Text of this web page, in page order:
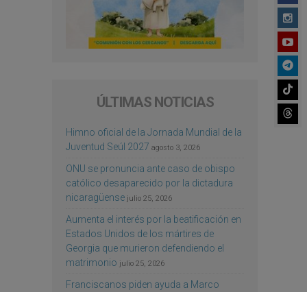
ÚLTIMAS NOTICIAS
Himno oficial de la Jornada Mundial de la
Juventud Seúl 2027 agosto 3, 2026
ONU se pronuncia ante caso de obispo
católico desaparecido por la dictadura
nicaragüense julio 25, 2026
Aumenta el interés por la beatificación en
Estados Unidos de los mártires de
Georgia que murieron defendiendo el
matrimonio julio 25, 2026
Franciscanos piden ayuda a Marco